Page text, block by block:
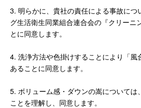
3. 明らかに、貴社の責任による事故につ
グ生活衛生同業組合連合会の『クリーニ
とに同意します。
4. 洗浄方法や色掛けすることにより「風
あることに同意します。
5. ボリューム感・ダウンの嵩については
ことを理解し、同意します。